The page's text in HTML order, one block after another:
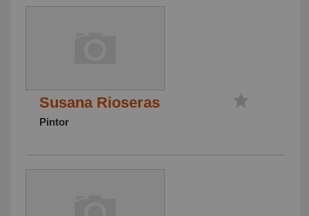
Susana Rioseras
Pintor